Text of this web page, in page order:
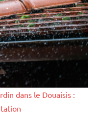
dans le Douaisis :